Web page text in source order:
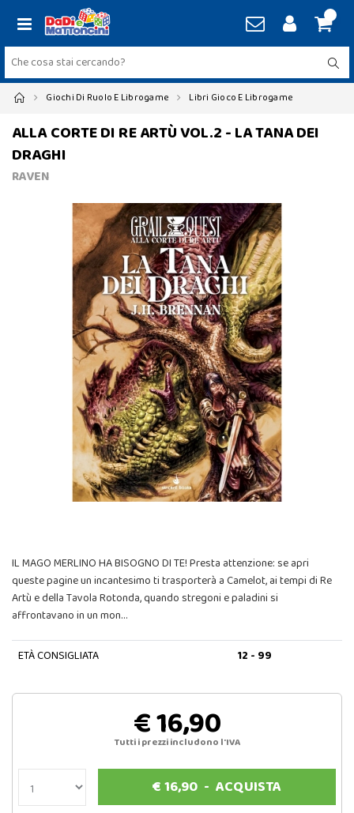
Giochi Di Ruolo E Librogame Libri Gioco E Librogame
ALLA CORTE DI RE ARTÙ VOL.2 - LA TANA DEI
DRAGHI
RAVEN
IL MAGO MERLINO HA BISOGNO DI TE! Presta attenzione: se apri
queste pagine un incantesimo ti trasporterà a Camelot, ai tempi di Re
Artù e della Tavola Rotonda, quando stregoni e paladini si
affrontavano in un mon…
ETÀ CONSIGLIATA 12 - 99
€ 16,90
Tutti i prezzi includono l'IVA
€16,90 -ACQUISTA